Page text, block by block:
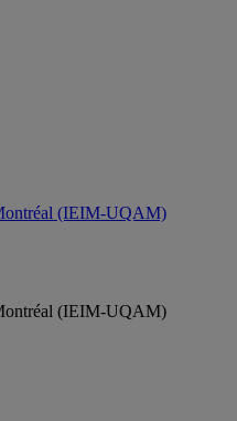
(IEIM-UQAM)
(IEIM-UQAM)